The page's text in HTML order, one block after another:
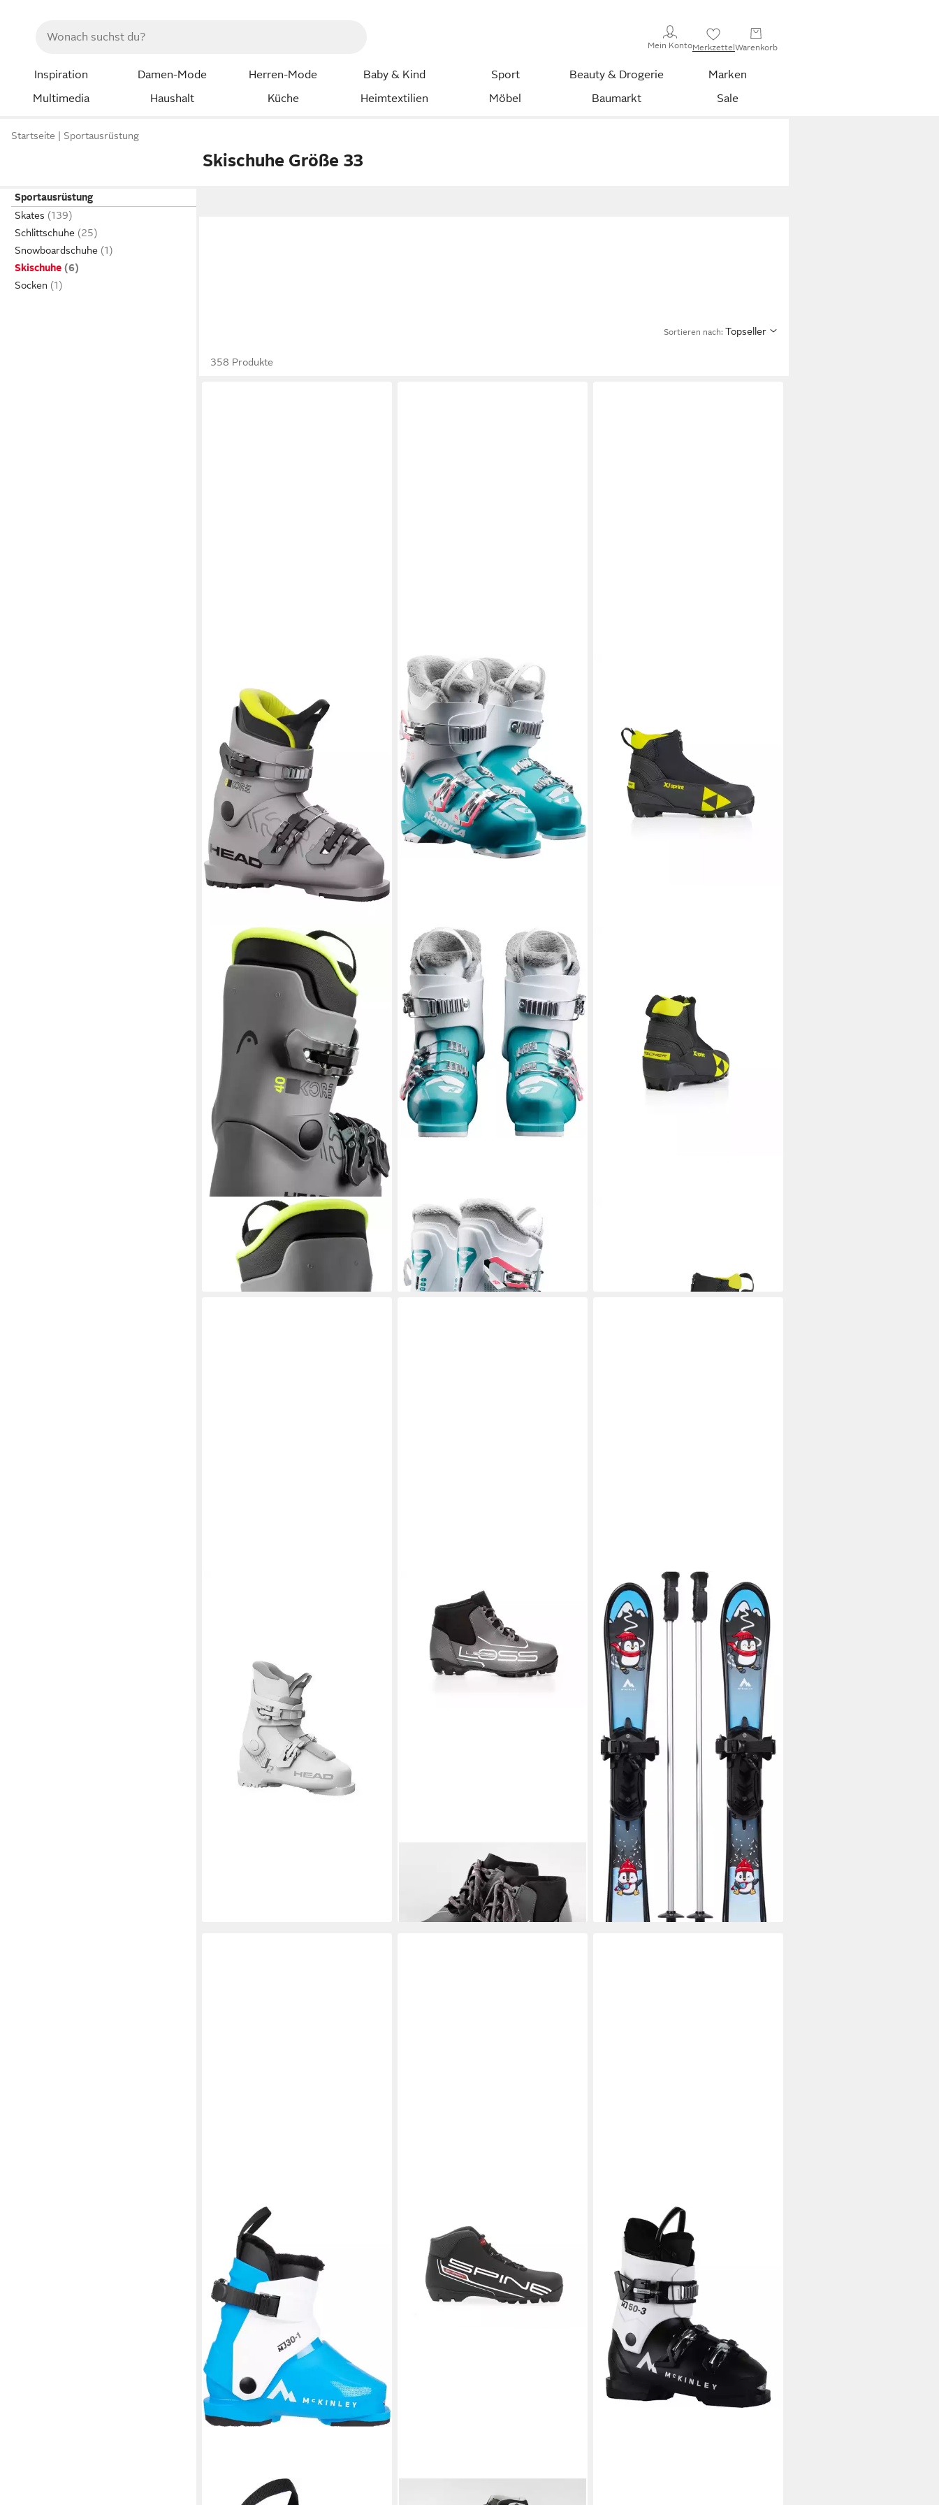
Mein KontoMerkzettelWarenkorb
Inspiration Damen-Mode Herren-Mode Baby & Kind Sport Beauty & Drogerie
Marken
Multimedia
Haushalt Küche Heimtextilien Möbel Baumarkt Sale
Startseite Sportausrüstung
Skischuhe Größe 33
Sportausrüstung
Skates
Schlittschuhe
Snowboardschuhe
Skischuhe
Socken
Sortieren nach: Topseller
358 Produkte
HEAD Skischuh Kinder Skischuh
111,00 € UVP 135,00 €
lieferbar - in 4-5 Werktagen bei dir
NORDICA
Nordica Speedmachine Kinder
Skischuhe Skischuh
140,00 €
lieferbar - in 4-5 Werktagen bei dir
K-LL-Schuh Spine Loss NNN -
Langlaufschuhe
lieferbar - in 6-7 Werktagen bei dir
MCKINLEY
Ski Ki.-Kleinkinder Ski Little Team
44,99 €
lieferbar - in 4-5 Werktagen bei dir
Langlauf-Schuh Spine Smart SNS
MCKINLEY
Kinder-Skischuh »MJ50-3«, 3-
Schnallen, Flex 50 Jr., GripWalk
Skischuh
119,99 €
lieferbar - in 3-4 Werktagen bei dir